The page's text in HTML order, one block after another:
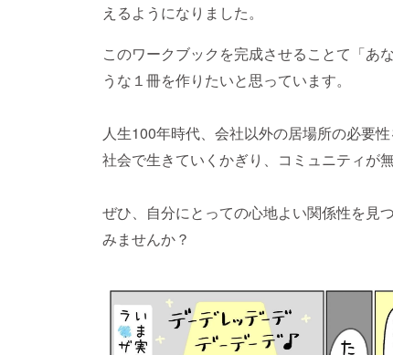
えるようになりました。
このワークブックを完成させることて「あ
うな１冊を作りたいと思っています。
人生100年時代、会社以外の居場所の必要性
社会で生きていくかぎり、コミュニティが
ぜひ、自分にとっての心地よい関係性を見
みませんか？